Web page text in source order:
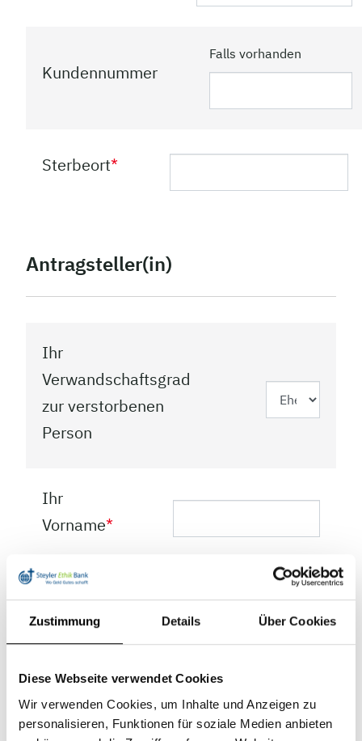
Zustimmung Details Über Cookies
Diese Webseite verwendet Cookies
Wir verwenden Cookies, um Inhalte und Anzeigen zu
personalisieren, Funktionen für soziale Medien anbieten
Kundennummer
Falls vorhanden
Sterbeort*
Antragsteller(in)
Ihr
Verwandschaftsgrad
zur verstorbenen
Person
Ihr
Vorname*
Ihr
Nachname
Straße &
Hausnummer*